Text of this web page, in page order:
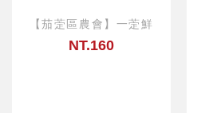
【茄萣區農會】一萣鮮
NT.160